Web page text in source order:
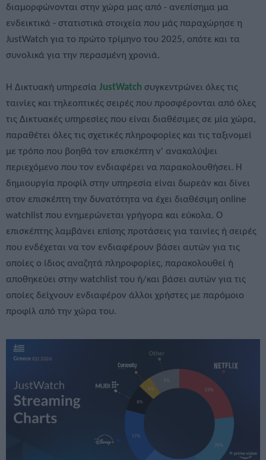
διαμορφώνονται στην χώρα μας από - ανεπίσημα μα
ενδεικτικά - στατιστικά στοιχεία που μάς παραχώρησε η
JustWatch για το πρώτο τρίμηνο του 2025, οπότε και τα
συνολικά για την περασμένη χρονιά.
H Δικτυακή υπηρεσία JustWatch συγκεντρώνει όλες τις
ταινίες και τηλεοπτικές σειρές που προσφέρονται από όλες
τις Δικτυακές υπηρεσίες που είναι διαθέσιμες σε μία χώρα,
παραθέτει όλες τις σχετικές πληροφορίες και τις ταξινομεί
με τρόπο που βοηθά τον επισκέπτη ν' ανακαλύψει
περιεχόμενο που τον ενδιαφέρει να παρακολουθήσει. Η
δημιουργία προφίλ στην υπηρεσία είναι δωρεάν και δίνει
στον επισκέπτη την δυνατότητα να έχει διαθέσιμη online
watchlist που ενημερώνεται γρήγορα και εύκολα. Ο
επισκέπτης λαμβάνει επίσης προτάσεις για ταινίες ή σειρές
που ενδέχεται να τον ενδιαφέρουν βάσει αυτών για τις
οποίες ο ίδιος αναζητά πληροφορίες, παρακολουθεί ή
αποθηκεύει στην watchlist του ή/και βάσει αυτών για τις
οποίες δείχνουν ενδιαφέρον άλλοι χρήστες με παρόμοιο
προφίλ από την χώρα του.